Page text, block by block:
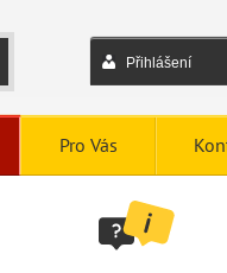
Přihlášení
Pro Vás